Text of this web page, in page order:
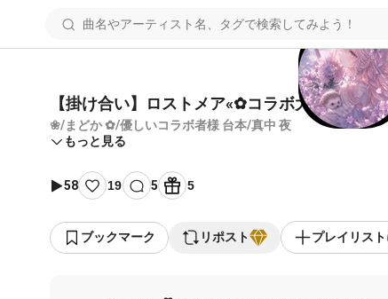
【掛け合い】ロストメア«‪✿‬コラボ大歓迎»
❀/まどか ✿/優しいコラボ者様 台本/真中 夜
もっと見る
58 19 5 5
ブックマーク リポスト プレイリス